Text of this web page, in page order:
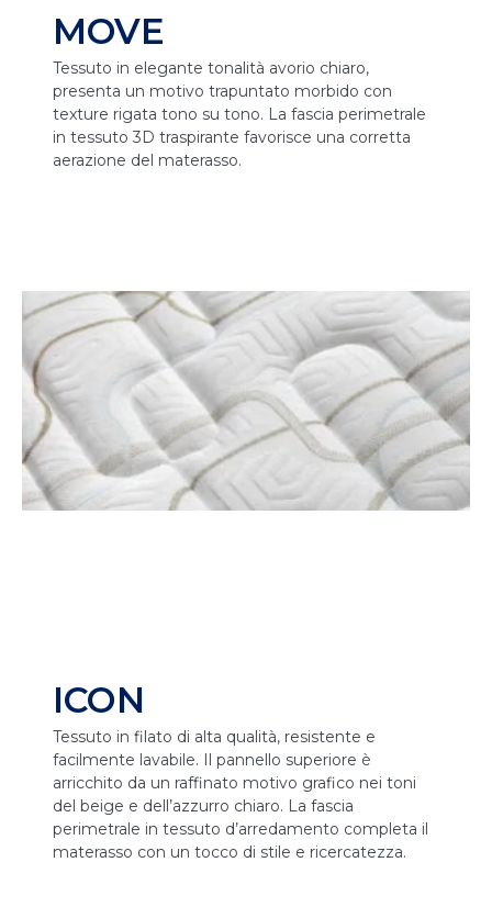
MOVE
Tessuto in elegante tonalità avorio chiaro,
presenta un motivo trapuntato morbido con
texture rigata tono su tono. La fascia perimetrale
in tessuto 3D traspirante favorisce una corretta
aerazione del materasso.
ICON
Tessuto in filato di alta qualità, resistente e
facilmente lavabile. Il pannello superiore è
arricchito da un raffinato motivo grafico nei toni
del beige e dell’azzurro chiaro. La fascia
perimetrale in tessuto d’arredamento completa il
materasso con un tocco di stile e ricercatezza.